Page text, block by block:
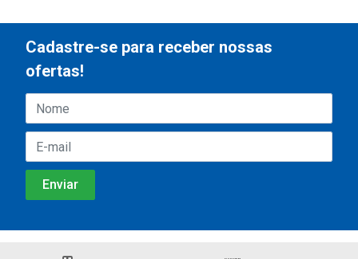
Cadastre-se para receber nossas
ofertas!